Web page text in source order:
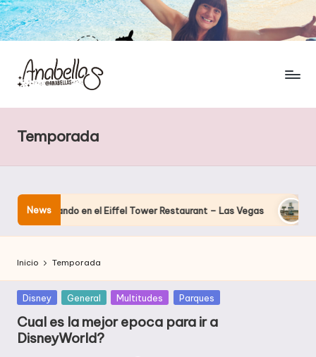
Temporada
News
cenando en el Eiffel Tower Restaurant – Las Vegas El hotel
Inicio Temporada
Publicada
Disney General Multitudes Parques
Cual es la mejor epoca para ir a
DisneyWorld?